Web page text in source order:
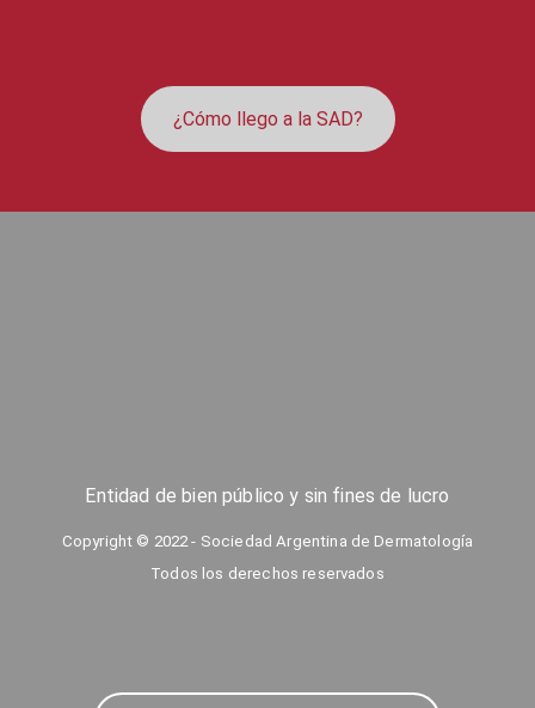
¿Cómo llego a la SAD?
Entidad de bien público y sin fines de lucro
Copyright © 2022 - Sociedad Argentina de Dermatología
Todos los derechos reservados